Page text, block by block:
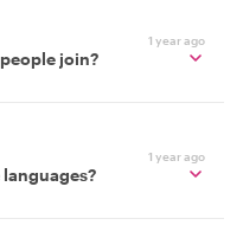
1 year ago
join?
1 year ago